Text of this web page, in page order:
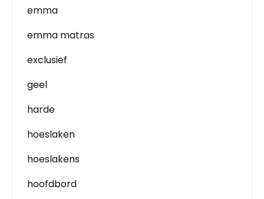
emma
emma matras
exclusief
geel
harde
hoeslaken
hoeslakens
hoofdbord